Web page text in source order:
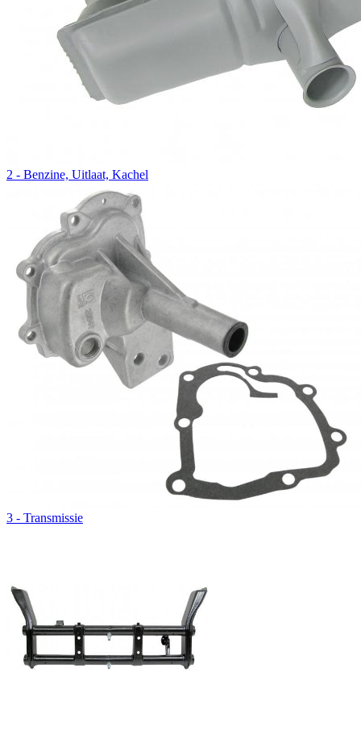
2 - Benzine, Uitlaat, Kachel
3 - Transmissie